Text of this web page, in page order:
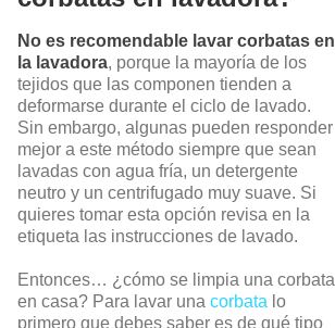
No es recomendable lavar corbatas en
la lavadora, porque la mayoría de los
tejidos que las componen tienden a
deformarse durante el ciclo de lavado.
Sin embargo, algunas pueden responder
mejor a este método siempre que sean
lavadas con agua fría, un detergente
neutro y un centrifugado muy suave. Si
quieres tomar esta opción revisa en la
etiqueta las instrucciones de lavado.
Entonces… ¿cómo se limpia una corbata
en casa? Para lavar una corbata lo
primero que debes saber es de qué tipo